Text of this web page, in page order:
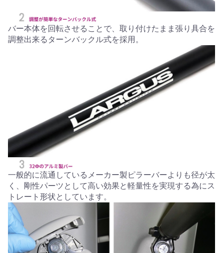
バー本体を回転させることで、取り付けたまま張り具合を
調整出来るターンバックル式を採用。
一般的に流通しているメーカー製ピラーバーよりも径が太
く、剛性パーツとして高い効果と軽量性を実現する為にス
トレート形状としています。